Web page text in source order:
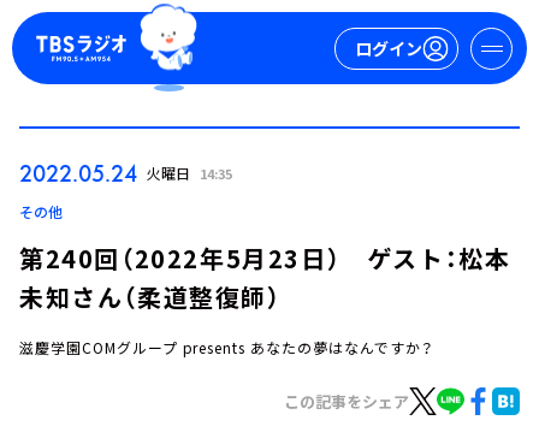
ログイン
2022.05.24 火曜日 14:35
その他
第240回（2022年5月23日） ゲスト：松本
未知さん（柔道整復師）
滋慶学園COMグループ presents あなたの夢はなんですか？
この記事をシェア